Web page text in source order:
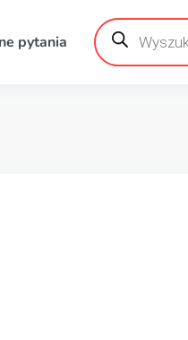
pytania
Wyszukiwarka
produktów